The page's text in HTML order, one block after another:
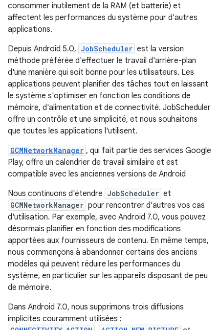
consommer inutilement de la RAM (et batterie) et
affectent les performances du système pour d'autres
applications.
Depuis Android 5.0, JobScheduler est la version
méthode préférée d'effectuer le travail d'arrière-plan
d'une manière qui soit bonne pour les utilisateurs. Les
applications peuvent planifier des tâches tout en laissant
le système s'optimiser en fonction les conditions de
mémoire, d'alimentation et de connectivité. JobScheduler
offre un contrôle et une simplicité, et nous souhaitons
que toutes les applications l'utilisent.
GCMNetworkManager , qui fait partie des services Google
Play, offre un calendrier de travail similaire et est
compatible avec les anciennes versions de Android
Nous continuons d'étendre JobScheduler et
GCMNetworkManager pour rencontrer d'autres vos cas
d'utilisation. Par exemple, avec Android 7.0, vous pouvez
désormais planifier en fonction des modifications
apportées aux fournisseurs de contenu. En même temps,
nous commençons à abandonner certains des anciens
modèles qui peuvent réduire les performances du
système, en particulier sur les appareils disposant de peu
de mémoire.
Dans Android 7.0, nous supprimons trois diffusions
implicites couramment utilisées :